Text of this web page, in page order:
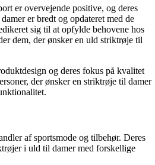
er overvejende positive, og deres
er bredt og opdateret med de
sig til at opfylde behovene hos
dem, der ønsker en uld striktrøje til
og deres fokus på kvalitet
der ønsker en striktrøje til damer
af sportsmode og tilbehør. Deres
i uld til damer med forskellige